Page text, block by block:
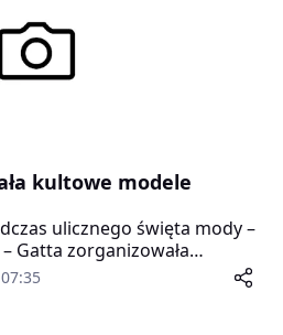
kultowe modele
ulicznego święta mody –
Gatta zorganizowała
Rajstop. Odwiedzający
z niezwykłymi